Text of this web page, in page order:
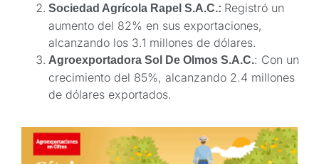
Sociedad Agrícola Rapel S.A.C.: Registró un
aumento del 82% en sus exportaciones,
alcanzando los 3.1 millones de dólares.
Agroexportadora Sol De Olmos S.A.C.: Con un
crecimiento del 85%, alcanzando 2.4 millones
de dólares exportados.